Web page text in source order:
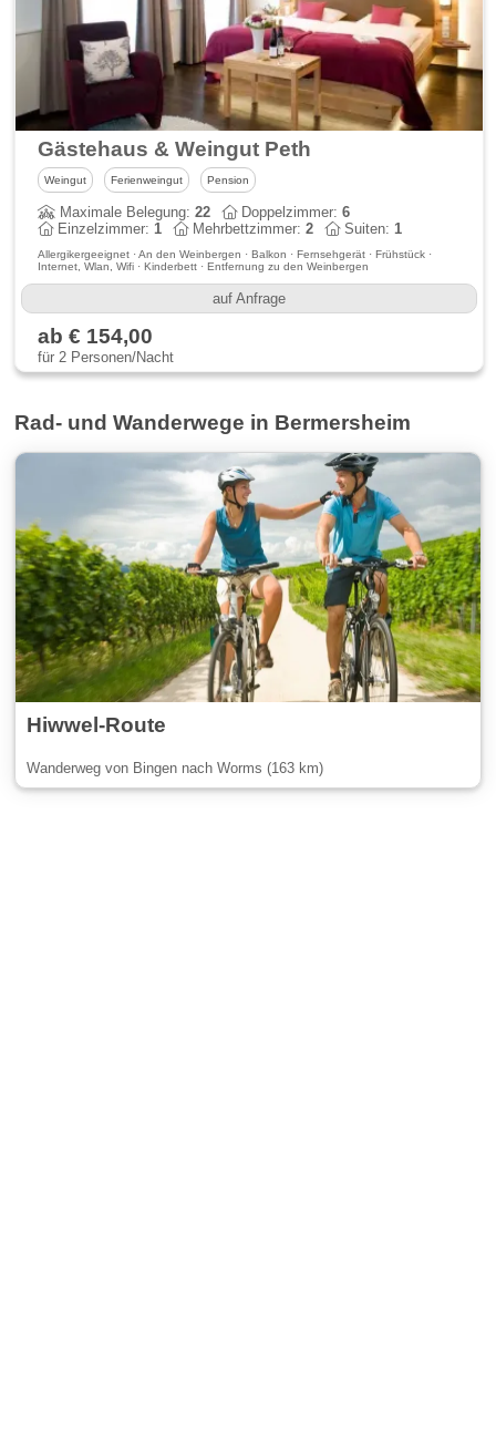
Gästehaus & Weingut Peth
Weingut Ferienweingut Pension
Maximale Belegung:22 Doppelzimmer:6
Einzelzimmer:1 Mehrbettzimmer:2 Suiten:1
Allergikergeeignet · An den Weinbergen · Balkon · Fernsehgerät · Frühstück ·
Internet, Wlan, Wifi · Kinderbett · Entfernung zu den Weinbergen
auf Anfrage
ab € 154,00
für 2 Personen/Nacht
Rad- und Wanderwege in Bermersheim
Hiwwel-Route
Wanderweg von Bingen nach Worms (163 km)